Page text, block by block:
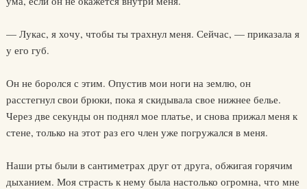
— Лукас, я хочу, чтобы ты трахнул меня. Сейчас, — приказала я
у его губ.
Он не боролся с этим. Опустив мои ноги на землю, он
расстегнул свои брюки, пока я скидывала свое нижнее белье.
Через две секунды он поднял мое платье, и снова прижал меня к
стене, только на этот раз его член уже погружался в меня.
Наши рты были в сантиметрах друг от друга, обжигая горячим
дыханием. Моя страсть к нему была настолько огромна, что мне